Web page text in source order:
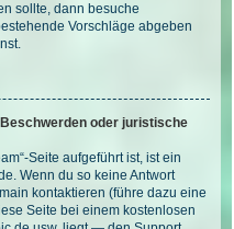
sollte, dann besuche
Vorschläge abgeben
oder juristische
Seite aufgeführt ist, ist ein
Wenn du so keine Antwort
kontaktieren (führe dazu eine
Seite bei einem kostenlosen